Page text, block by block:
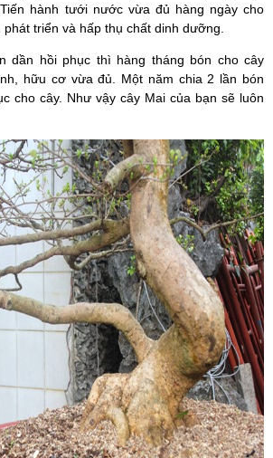
hành tưới nước vừa đủ hàng ngày cho
triển và hấp thụ chất dinh dưỡng.
dần hồi phục thì hàng tháng bón cho cây
hữu cơ vừa đủ. Một năm chia 2 lần bón
cho cây. Như vậy cây Mai của bạn sẽ luôn